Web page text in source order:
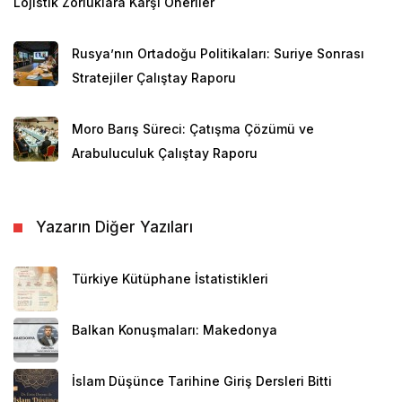
Türk halkı da başlangıçta Suriyelileri büyük bir
misafirperverlik ve duygudaşlık ile karşıladı. Ancak
Suriye’deki krizin uzaması bir yana, Türkiye’nin de
kendi içinde ciddi siyasi ve ekonomik krizler yaşaması
ve diğer bazı faktörler sebebiyle Suriyelilerin
Türkiye’deki varlığı halk arasında ciddi bir
Suriyeli sığınmacıları hedef gösterir oldu. İç siyasette
bazı kazanımlar peşinde olan siyasi partiler de
“Suriyelilere karşı kışkırtma kampanyaları” yürütmeye
başladılar. Bu bağlamda Suriyelilerden kaynaklanan
münferit olumsuzluklar büyütülerek politik çıkar
sağlanmaya çalışıldı. Bu amaçla daha önce
Suriyelilerin varlığından rahatsız olmayan
Rusya’nın Ortadoğu Politikaları: Suriye Sonrası
Stratejiler Çalıştay Raporu
Moro Barış Süreci: Çatışma Çözümü ve
Arabuluculuk Çalıştay Raporu
Yazarın Diğer Yazıları
Türkiye Kütüphane İstatistikleri
Balkan Konuşmaları: Makedonya
İslam Düşünce Tarihine Giriş Dersleri Bitti